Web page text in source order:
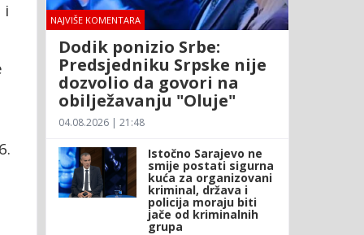
i NAJVIŠE KOMENTARA
Dodik ponizio Srbe:
Predsjedniku Srpske nije
dozvolio da govori na
obilježavanju "Oluje"
04.08.2026 | 21:48
Istočno Sarajevo ne
smije postati sigurna
kuća za organizovani
kriminal, država i
policija moraju biti
jače od kriminalnih
grupa